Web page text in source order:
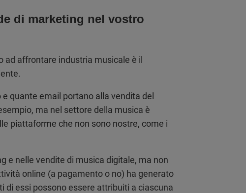
di marketing nel vostro
ad affrontare industria musicale è il
quante email portano alla vendita del
ma nel settore della musica è
piattaforme che non sono nostre, come i
e nelle vendite di musica digitale, ma non
online (a pagamento o no) ha generato
essi possono essere attribuiti a ciascuna